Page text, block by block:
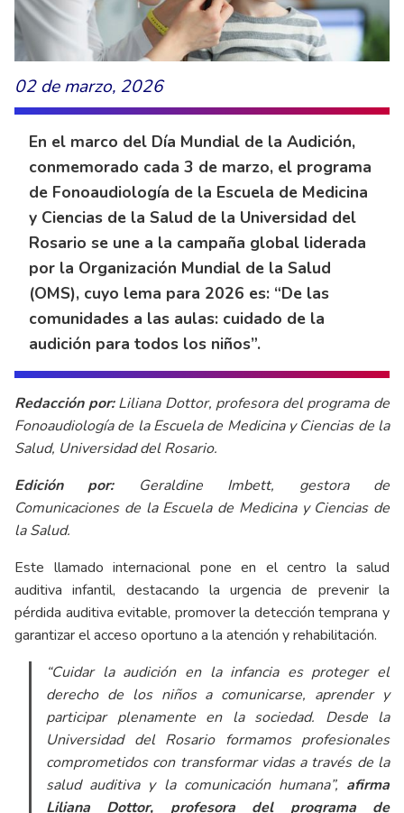
02 de marzo, 2026
En el marco del Día Mundial de la Audición,
conmemorado cada 3 de marzo, el programa
de Fonoaudiología de la Escuela de Medicina
y Ciencias de la Salud de la Universidad del
Rosario se une a la campaña global liderada
por la Organización Mundial de la Salud
(OMS), cuyo lema para 2026 es: “De las
comunidades a las aulas: cuidado de la
audición para todos los niños”.
Redacción por:Liliana Dottor, profesora del programa de
Fonoaudiología de la Escuela de Medicina y Ciencias de la
Salud, Universidad del Rosario.
Edición por: Geraldine Imbett, gestora de
Comunicaciones de la Escuela de Medicina y Ciencias de
la Salud.
Este llamado internacional pone en el centro la salud
auditiva infantil, destacando la urgencia de prevenir la
pérdida auditiva evitable, promover la detección temprana y
garantizar el acceso oportuno a la atención y rehabilitación.
“Cuidar la audición en la infancia es proteger el
derecho de los niños a comunicarse, aprender y
participar plenamente en la sociedad. Desde la
Universidad del Rosario formamos profesionales
comprometidos con transformar vidas a través de la
salud auditiva y la comunicación humana”, afirma
Liliana Dottor, profesora del programa de